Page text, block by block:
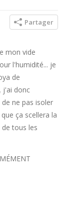
Partager
mon vide
l'humidité... je
de
j'ai donc
ne pas isoler
ça scellera la
tous les